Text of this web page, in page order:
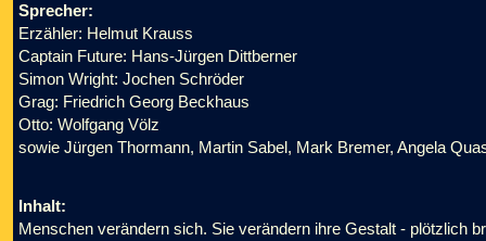
Sprecher:
Erzähler: Helmut Krauss
Captain Future: Hans-Jürgen Dittberner
Simon Wright: Jochen Schröder
Grag: Friedrich Georg Beckhaus
Otto: Wolfgang Völz
sowie Jürgen Thormann, Martin Sabel, Mark Bremer, Angela
Inhalt:
Menschen verändern sich. Sie verändern ihre Gestalt - plötzlich